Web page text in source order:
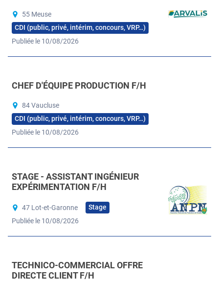
55 Meuse
CDI (public, privé, intérim, concours, VRP…)
Publiée le 10/08/2026
CHEF D'ÉQUIPE PRODUCTION F/H
84 Vaucluse
CDI (public, privé, intérim, concours, VRP…)
Publiée le 10/08/2026
STAGE - ASSISTANT INGÉNIEUR
EXPÉRIMENTATION F/H
47 Lot-et-Garonne
Stage
Publiée le 10/08/2026
TECHNICO-COMMERCIAL OFFRE
DIRECTE CLIENT F/H